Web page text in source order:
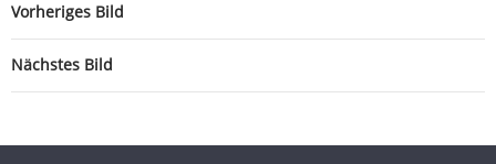
Vorheriges Bild
Nächstes Bild